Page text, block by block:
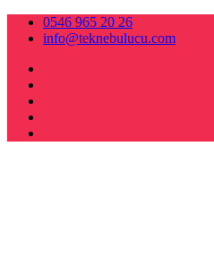
0546 965 20 26
info@teknebulucu.com